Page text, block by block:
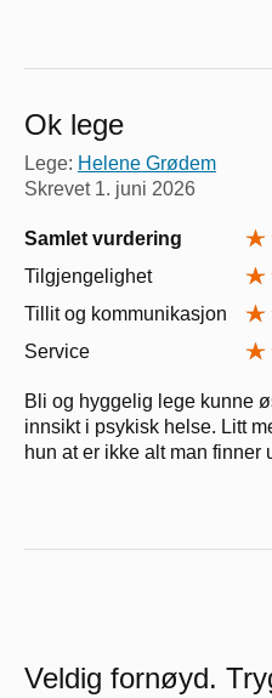
Ok lege
Lege: Helene Grødem
Skrevet 1. juni 2026
Samlet vurdering
Tilgjengelighet
Tillit og kommunikasjon
Service
Bli og hyggelig lege kunne
innsikt i psykisk helse. Litt
hun at er ikke alt man finner
Veldig fornøyd.